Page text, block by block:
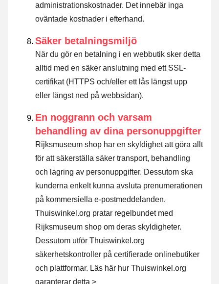
administrationskostnader. Det innebär inga
oväntade kostnader i efterhand.
Säker betalningsmiljö
När du gör en betalning i en webbutik sker detta
alltid med en säker anslutning med ett SSL-
certifikat (HTTPS och/eller ett lås längst upp
eller längst ned på webbsidan).
En noggrann och varsam
behandling av dina personuppgifter
Rijksmuseum shop har en skyldighet att göra allt
för att säkerställa säker transport, behandling
och lagring av personuppgifter. Dessutom ska
kunderna enkelt kunna avsluta prenumerationen
på kommersiella e-postmeddelanden.
Thuiswinkel.org pratar regelbundet med
Rijksmuseum shop om deras skyldigheter.
Dessutom utför Thuiswinkel.org
säkerhetskontroller på certifierade onlinebutiker
och plattformar. Läs här hur Thuiswinkel.org
garanterar detta >